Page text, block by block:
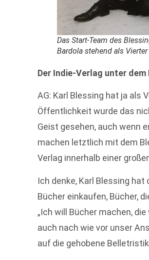
Das Start-Team des
Bardola stehend als
Der Indie-Verlag unter
AG: Karl Blessing hat ja als
Öffentlichkeit wurde das
Geist gesehen, auch wenn
machen letztlich mit dem
Verlag innerhalb einer
Ich denke, Karl Blessing
Bücher einkaufen, Bücher,
„Ich will Bücher machen,
auch nach wie vor unser
auf die gehobene